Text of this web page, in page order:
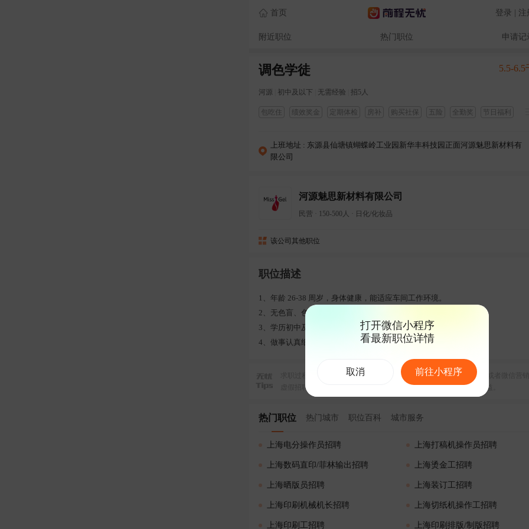
首页 登录 | 注
附近职位 热门职位 申请记
调色学徒 5.5-6.5
河源 初中及以下 无需经验 招5人
包吃住 绩效奖金 定期体检 房补 购买社保 五险 全勤奖
节日福利
上班地址 : 东源县仙塘镇蝴蝶岭工业园新华丰科技园正面河源魅思新材料有
限公司
河源魅思新材料有限公司
民营 150-500人 日化/化妆品
该公司其他职位
职位描述
1、年龄 26-38 周岁，身体健康，能适应车间工作环境。
2、无色盲、色弱，具备良好色彩分辨能力，对色彩敏感。
3、学历初中及以上，有无相关工作经验均可，零基础可培训。
4、做事认真细心、手脚麻利、吃苦耐劳，服从管理与工作安排。
求职过程中如果遇到违规收费、信息不实、以招聘名义的培训收费或者微信营销
虚假招聘行为，请点击
，并保留证据，维护自己的合法权益。
热门职位 热门城市 职位百科 城市服务
上海电分操作员招聘 上海打稿机操作员招聘
上海数码直印/菲林输出招聘 上海烫金工招聘
上海晒版员招聘 上海装订工招聘
上海印刷机械机长招聘 上海切纸机操作工招聘
上海印刷工招聘 上海印刷排版/制版招聘
打开微信小程序
看最新职位详情
取消 前往小程序